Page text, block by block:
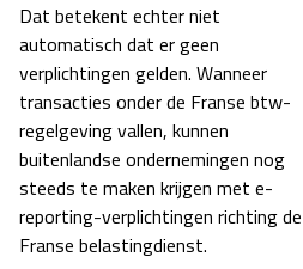
Dat betekent echter niet
automatisch dat er geen
verplichtingen gelden. Wanneer
transacties onder de Franse btw-
regelgeving vallen, kunnen
buitenlandse ondernemingen nog
steeds te maken krijgen met e-
reporting-verplichtingen richting de
Franse belastingdienst.